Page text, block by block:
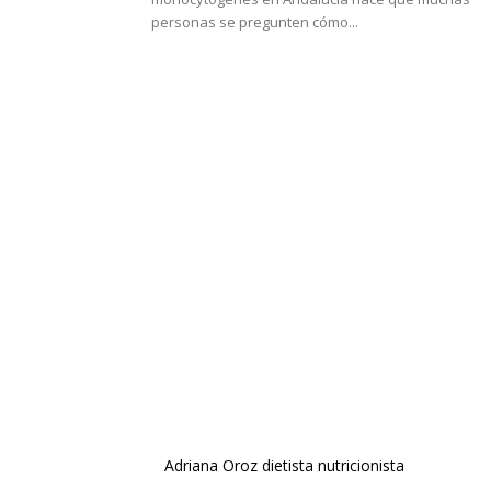
personas se pregunten cómo...
Adriana Oroz dietista nutricionista